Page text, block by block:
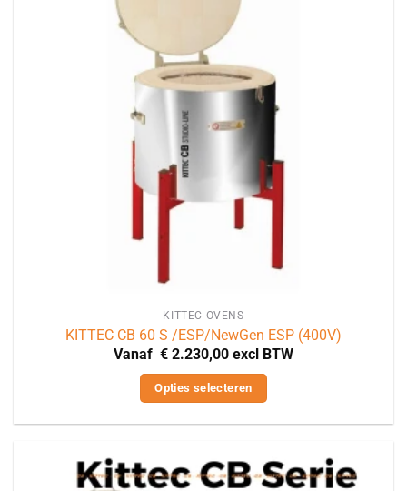
optie
kan
gekozen
worden
op
productpagina
KITTEC OVENS
KITTEC CB 60 S /ESP/NewGen ESP (400V)
Vanaf € 2.230,00 excl BTW
Opties selecteren
heeft
meerdere